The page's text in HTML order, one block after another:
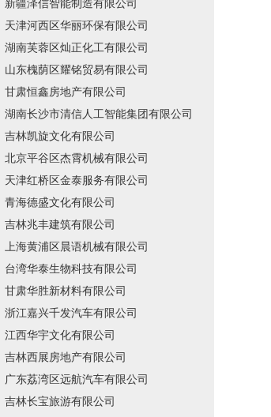
新疆泽信智能制造有限公司
天津河西区华丽环保有限公司
湖南芙蓉区灿正化工有限公司
山东槐荫区耀铭贸易有限公司
甘肃恒鑫房地产有限公司
湖南长沙市清信人工智能集团有限公司
吉林凯旋文化有限公司
北京平谷区杰霄机械有限公司
天津红桥区金泰服务有限公司
青海德盛文化有限公司
吉林兆丰建筑有限公司
上海黄浦区晨语机械有限公司
台湾华泰生物科技有限公司
甘肃华胜新材料有限公司
浙江嘉兴千发汽车有限公司
江西华宇文化有限公司
吉林西展房地产有限公司
广东荔湾区远航汽车有限公司
吉林长宝旅游有限公司